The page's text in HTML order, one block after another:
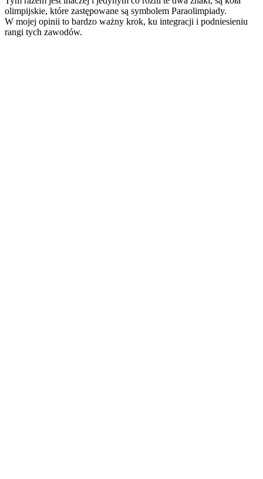
olimpijskie, które zastępowane są symbolem Paraolimpiady.
W mojej opinii to bardzo ważny krok, ku integracji i podniesieniu
rangi tych zawodów.